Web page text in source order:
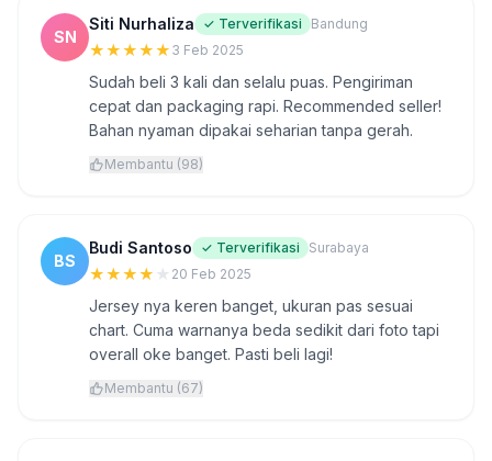
SN
Siti Nurhaliza ✓ Terverifikasi Bandung
★★★★★ 3 Feb 2025
Sudah beli 3 kali dan selalu puas. Pengiriman
cepat dan packaging rapi. Recommended seller!
Bahan nyaman dipakai seharian tanpa gerah.
Membantu (98)
BS
Budi Santoso ✓ Terverifikasi Surabaya
★★★★ ★ 20 Feb 2025
Jersey nya keren banget, ukuran pas sesuai
chart. Cuma warnanya beda sedikit dari foto tapi
overall oke banget. Pasti beli lagi!
Membantu (67)